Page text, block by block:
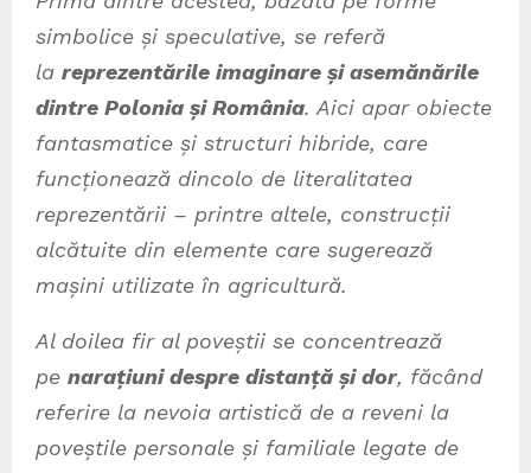
simbolice și speculative, se referă
la reprezentările imaginare și asemănările
dintre Polonia și România. Aici apar obiecte
fantasmatice și structuri hibride, care
funcționează dincolo de literalitatea
reprezentării – printre altele, construcții
alcătuite din elemente care sugerează
mașini utilizate în agricultură.
Al doilea fir al poveștii se concentrează
pe narațiuni despre distanță și dor, făcând
referire la nevoia artistică de a reveni la
poveștile personale și familiale legate de